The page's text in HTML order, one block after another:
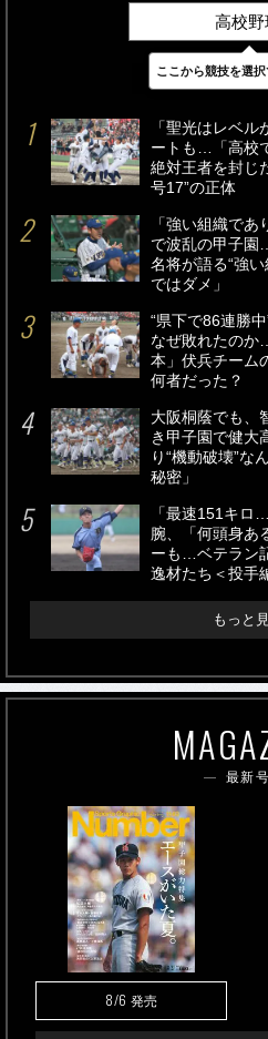
高校野
最新 24時
「聖光はレベ
ートも…「高校
絶対王者を封じ
号17”の正体
「強い組織で
で波乱の甲子園
名将が語る“強
ではダメ」
“県下で86連勝
なぜ敗れたのか
本」伏兵チーム
何者だった？
大阪桐蔭でも、
き甲子園で健大
り“機動破壊”な
秘密」
「最速151キロ
腕、「何頭身あ
ーも…ベテラン
逸材たち＜投手
もっと
最新号
8/6 発売
ここから競技を選